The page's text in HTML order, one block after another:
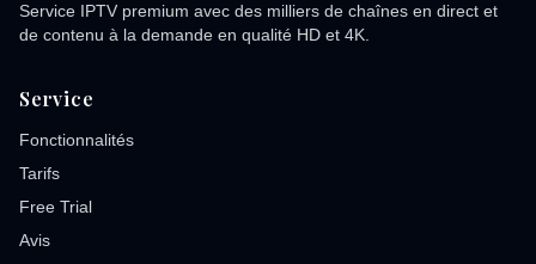
Service IPTV premium avec des milliers de chaînes en direct et
de contenu à la demande en qualité HD et 4K.
Service
Fonctionnalités
Tarifs
Free Trial
Avis